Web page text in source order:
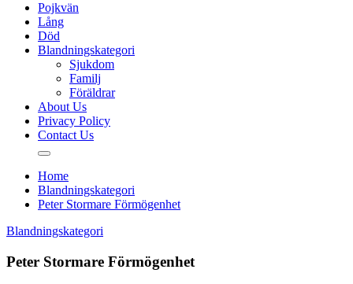
Pojkvän
Lång
Död
Blandningskategori
Sjukdom
Familj
Föräldrar
About Us
Privacy Policy
Contact Us
Home
Blandningskategori
Peter Stormare Förmögenhet
Blandningskategori
Peter Stormare Förmögenhet